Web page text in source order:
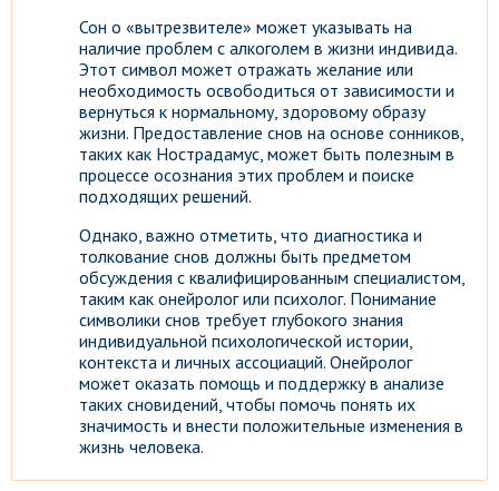
Сон о «вытрезвителе» может указывать на
наличие проблем с алкоголем в жизни индивида.
Этот символ может отражать желание или
необходимость освободиться от зависимости и
вернуться к нормальному, здоровому образу
жизни. Предоставление снов на основе сонников,
таких как Нострадамус, может быть полезным в
процессе осознания этих проблем и поиске
подходящих решений.
Однако, важно отметить, что диагностика и
толкование снов должны быть предметом
обсуждения с квалифицированным специалистом,
таким как онейролог или психолог. Понимание
символики снов требует глубокого знания
индивидуальной психологической истории,
контекста и личных ассоциаций. Онейролог
может оказать помощь и поддержку в анализе
таких сновидений, чтобы помочь понять их
значимость и внести положительные изменения в
жизнь человека.